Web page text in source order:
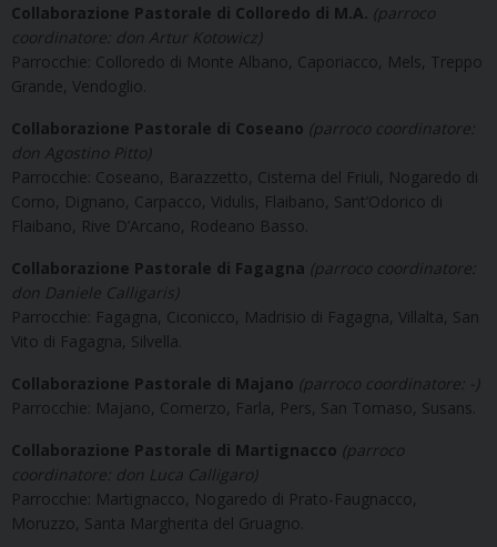
Collaborazione Pastorale di Colloredo di M.A. (parroco
coordinatore: don Artur Kotowicz)
Parrocchie: Colloredo di Monte Albano, Caporiacco, Mels, Treppo
Grande, Vendoglio.
Collaborazione Pastorale di Coseano (parroco coordinatore:
don Agostino Pitto)
Parrocchie: Coseano, Barazzetto, Cisterna del Friuli, Nogaredo di
Corno, Dignano, Carpacco, Vidulis, Flaibano, Sant’Odorico di
Flaibano, Rive D’Arcano, Rodeano Basso.
Collaborazione Pastorale di Fagagna (parroco coordinatore:
don Daniele Calligaris)
Parrocchie: Fagagna, Ciconicco, Madrisio di Fagagna, Villalta, San
Vito di Fagagna, Silvella.
Collaborazione Pastorale di Majano (parroco coordinatore: -)
Parrocchie: Majano, Comerzo, Farla, Pers, San Tomaso, Susans.
Collaborazione Pastorale di Martignacco (parroco
coordinatore: don Luca Calligaro)
Parrocchie: Martignacco, Nogaredo di Prato-Faugnacco,
Moruzzo, Santa Margherita del Gruagno.